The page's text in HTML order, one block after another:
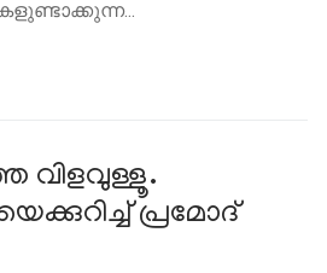
വിളവുള്ളൂ.
പ്രമോദ്